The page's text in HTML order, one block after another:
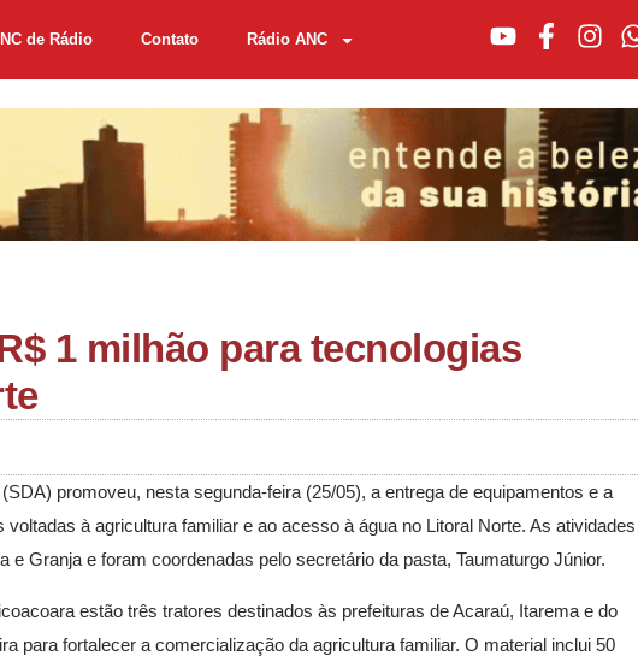
de Rádio Contato Rádio ANC
1 milhão para tecnologias
promoveu, nesta segunda-feira (25/05), a entrega de equipamentos e a
à agricultura familiar e ao acesso à água no Litoral Norte. As atividades
Granja e foram coordenadas pelo secretário da pasta, Taumaturgo Júnior.
estão três tratores destinados às prefeituras de Acaraú, Itarema e do
para fortalecer a comercialização da agricultura familiar. O material inclui 50